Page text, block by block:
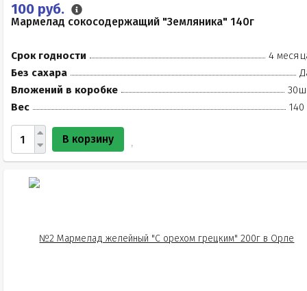
100 руб.
Мармелад сокосодержащий "Земляника" 140г
Срок годности
4
Без сахара
Вложений в коробке
Вес
140
В корзину